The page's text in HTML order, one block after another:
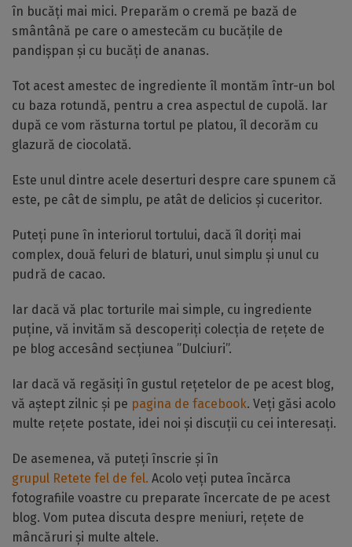
în bucăți mai mici. Preparăm o cremă pe bază de
smântână pe care o amestecăm cu bucățile de
pandișpan și cu bucăți de ananas.
Tot acest amestec de ingrediente îl montăm într-un bol
cu baza rotundă, pentru a crea aspectul de cupolă. Iar
după ce vom răsturna tortul pe platou, îl decorăm cu
glazură de ciocolată.
Este unul dintre acele deserturi despre care spunem că
este, pe cât de simplu, pe atât de delicios și cuceritor.
Puteți pune în interiorul tortului, dacă îl doriți mai
complex, două feluri de blaturi, unul simplu și unul cu
pudră de cacao.
Iar dacă vă plac torturile mai simple, cu ingrediente
puține, vă invităm să descoperiți colecția de rețete de
pe blog accesând secțiunea ”Dulciuri”.
Iar dacă vă regăsiți în gustul rețetelor de pe acest blog,
vă aștept zilnic și pe pagina de facebook. Veți găsi acolo
multe rețete postate, idei noi și discuții cu cei interesați.
De asemenea, vă puteți înscrie și în
grupul Retete fel de fel. Acolo veți putea încărca
fotografiile voastre cu preparate încercate de pe acest
blog. Vom putea discuta despre meniuri, rețete de
mâncăruri și multe altele.